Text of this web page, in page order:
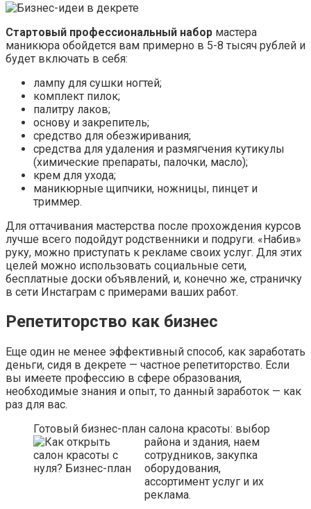
Стартовый профессиональный набор мастера
маникюра обойдется вам примерно в 5-8 тысяч рублей и
будет включать в себя:
лампу для сушки ногтей;
комплект пилок;
палитру лаков;
основу и закрепитель;
средство для обезжиривания;
средства для удаления и размягчения кутикулы
(химические препараты, палочки, масло);
крем для ухода;
маникюрные щипчики, ножницы, пинцет и
триммер.
Для оттачивания мастерства после прохождения курсов
лучше всего подойдут родственники и подруги. «Набив»
руку, можно приступать к рекламе своих услуг. Для этих
целей можно использовать социальные сети,
бесплатные доски объявлений, и, конечно же, страничку
в сети Инстаграм с примерами ваших работ.
Репетиторство как бизнес
Еще один не менее эффективный способ, как заработать
деньги, сидя в декрете — частное репетиторство. Если
вы имеете профессию в сфере образования,
необходимые знания и опыт, то данный заработок — как
раз для вас.
Готовый бизнес-план салона красоты: выбор
района и здания, наем
сотрудников, закупка
оборудования,
ассортимент услуг и их
реклама.